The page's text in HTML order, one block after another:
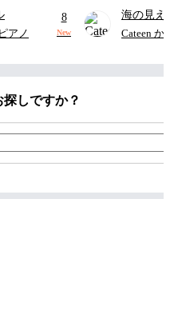
ピアノ
8
New
海の見
Cateen か
しですか？